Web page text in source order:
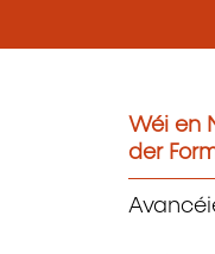
Wéi en
der